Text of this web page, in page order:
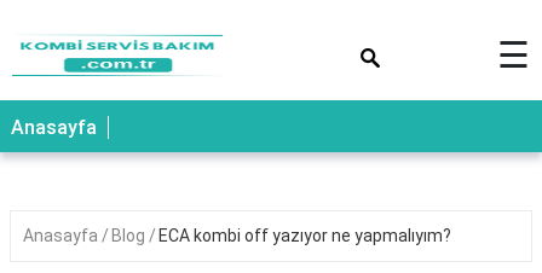
☰
Anasayfa
Anasayfa Blog ECA kombi off yazıyor ne yapmalıyım?